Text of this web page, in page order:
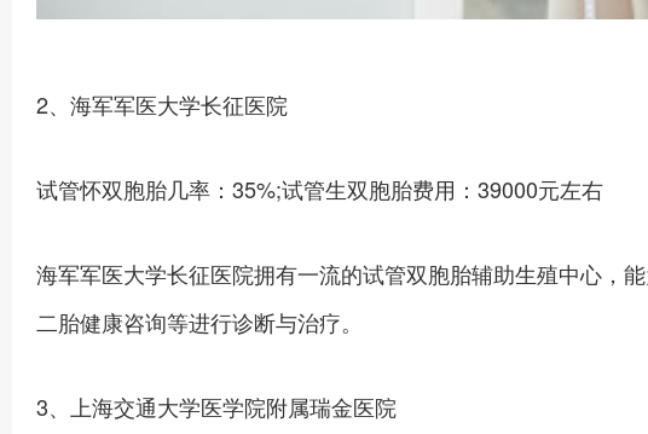
2、海军军医大学长征医院
试管怀双胞胎几率：35%;试管生双胞胎费用：39000元左右
海军军医大学长征医院拥有一流的试管双胞胎辅助生殖中心，
二胎健康咨询等进行诊断与治疗。
3、上海交通大学医学院附属瑞金医院